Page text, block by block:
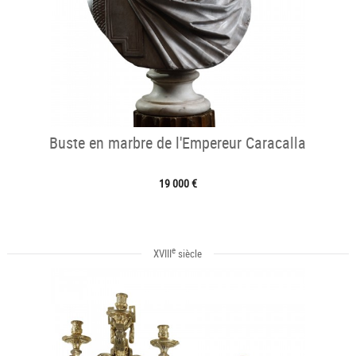
Buste en marbre de l'Empereur Caracalla
19 000 €
XVIIIe siècle